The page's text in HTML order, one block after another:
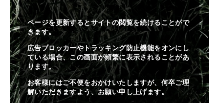
ページを更新するとサイトの閲覧を続けることがで
きます。
広告ブロッカーやトラッキング防止機能をオンにし
ている場合、この画面が頻繁に表示されることがあ
ります。
お客様にはご不便をおかけいたしますが、何卒ご理
解いただきますよう、お願い申し上げます。